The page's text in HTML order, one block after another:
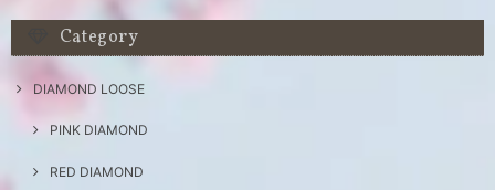
Category
DIAMOND LOOSE
PINK DIAMOND
RED DIAMOND